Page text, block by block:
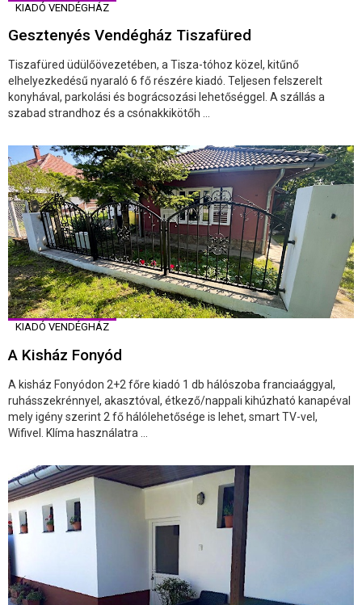
KIADÓ VENDÉGHÁZ
Gesztenyés Vendégház Tiszafüred
Tiszafüred üdülőövezetében, a Tisza-tóhoz közel, kitűnő
elhelyezkedésű nyaraló 6 fő részére kiadó. Teljesen felszerelt
konyhával, parkolási és bográcsozási lehetőséggel. A szállás a
szabad strandhoz és a csónakkikötőh ...
KIADÓ VENDÉGHÁZ
A Kisház Fonyód
A kisház Fonyódon 2+2 főre kiadó 1 db hálószoba franciaággyal,
ruhásszekrénnyel, akasztóval, étkező/nappali kihúzható kanapéval
mely igény szerint 2 fő hálólehetősége is lehet, smart TV-vel,
Wifivel. Klíma használatra ...